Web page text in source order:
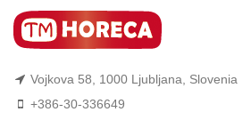
Vojkova 58, 1000 Ljubljana, Slovenia
+386-30-336649